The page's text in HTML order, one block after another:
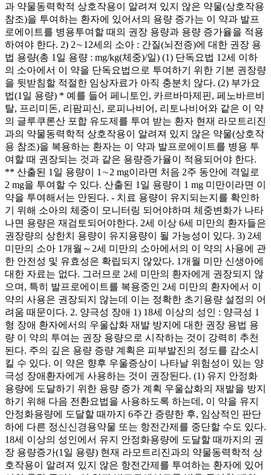
과 약물동력학적 상호작용이 알려져 있지 않은 약물(상호작용
참조)을 투여하는 환자에 있어서의 용량 증가는 이 약과 발프
로에이트를 병용투여할 때의 권장 용량과 용량 증가율을 적용
하여야 한다. 2) 2∼12세의 소아 : 간질(뇌전증)에 대한 권장 용
법 용량(총 1일 용량 : mg/kg(체중)/일) (1) 단독요법 12세 이하
의 소아에서 이 약을 단독요법으로 투여하기 위한 기본 권장량
을 뒷받침할 적절한 임상자료가 아직 충분치 않다. (2) 부가요
법(1일 용량) * 예를 들어 페니토인, 카르바마제핀, 페노바르비
탈, 프리미돈, 리팜피신, 로피나비어, 리토나비어와 같은 이 약
의 글루쿠론산 포합 유도제를 투여 받는 환자 현재 라모트리진
과의 약물동력학적 상호작용이 알려져 있지 않은 약물(상호작
용 참조)을 복용하는 환자는 이 약과 발프로에이트를 병용 투
여할 때 권장되는 것과 같은 용량증가율이 적용되어야 한다.
** 산출된 1일 용량이 1∼2 mg이라면 처음 2주 동안에 격일로
2 mg을 투여할 수 있다. 산출된 1일 용량이 1 mg 미만이라면 이
약을 투여해서는 안된다. - 치료 용량이 유지되는지를 확인하
기 위해 소아의 체중이 모니터링 되어야하며 체중변화가 나타
나면 용량은 재검토되어야한다. 2세 이상 6세 미만의 환자들은
권장량의 상한치 용량이 유지용량이 될 가능성이 있다. 3) 2세
미만의 소아 1개월～2세 미만의 소아에서의 이 약의 사용에 관
한 안전성 및 유효성은 확립되지 않았다. 1개월 미만 신생아에
대한 자료는 없다. 그러므로 2세 미만의 환자에게 권장되지 않
으며, 특히 발프로에이트를 복용중인 2세 미만의 환자에서 이
약의 사용은 권장되지 않는데 이는 정확한 초기용량 설정의 어
려움 때문이다. 2. 양극성 장애 1) 18세 이상의 성인 : 양극성 1
형 장애 환자에서의 우울삽화 재발 방지에 대한 권장 용법 용
량 이 약의 투여는 권장 용량으로 시작하는 것이 강력히 추천
된다. 주의 깊은 용량 증량 계획은 피부발진의 정도를 감소시
킬 수 있다. 이 약은 향후 우울증상이 나타날 위험성이 있는 양
극성 장애환자에게 사용하는 것이 권장된다. (1) 유지 안정화
용량에 도달하기 위한 용량 증가 계획 우울삽화의 재발을 방지
하기 위해 다음 전환요법을 사용하도록 하는데, 이 약을 유지
안정화용량에 도달할 때까지 6주간 증량한 후, 임상적인 판단
하에 다른 정신신경용약물 또는 항전간제를 중단할 수도 있다.
18세 이상의 성인에서 유지 안정화용량에 도달할 때까지의 권
장 용량증가(1일 용량) 현재 라모트리진과의 약물동력학적 상
호작용이 알려져 있지 않은 항전간제를 투여하는 환자에 있어